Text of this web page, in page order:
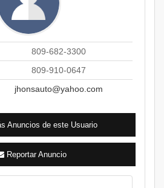
809-682-3300
809-910-0647
jhonsauto@yahoo.com
Anuncios de este Usuario
Reportar Anuncio